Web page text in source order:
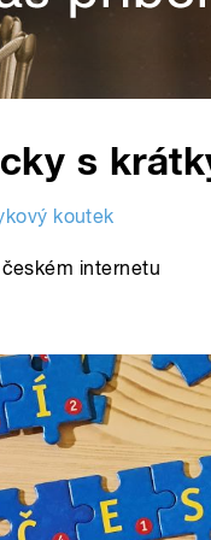
s
koutek
internetu